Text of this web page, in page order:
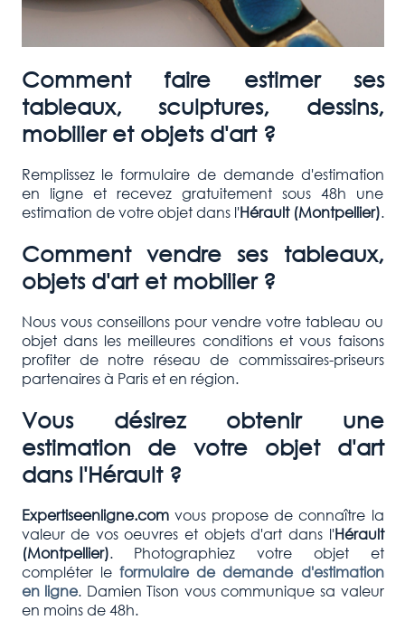
Comment faire estimer ses
tableaux, sculptures, dessins,
mobilier et objets d'art ?
Remplissez le formulaire de demande d'estimation
en ligne et recevez gratuitement sous 48h une
estimation de votre objet dans l'Hérault (Montpellier).
Comment vendre ses tableaux,
objets d'art et mobilier ?
Nous vous conseillons pour vendre votre tableau ou
objet dans les meilleures conditions et vous faisons
profiter de notre réseau de commissaires-priseurs
partenaires à Paris et en région.
Vous désirez obtenir une
estimation de votre objet d'art
dans l'Hérault ?
Expertiseenligne.comvous propose de connaître la
valeur de vos oeuvres et objets d'art dans l'Hérault
(Montpellier). Photographiez votre objet et
compléter le formulaire de demande d'estimation
en ligne. Damien Tison vous communique sa valeur
en moins de 48h.